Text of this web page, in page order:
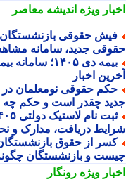
ویژهاندیشه معاصر
جدید، سامانه
بیمه دی ۱۴۰۵؛
اخبار
چقدر است و حکم چه
دریافت، مدارک و نحوه
و بازنشستگان چگونه
ویژهرونگار